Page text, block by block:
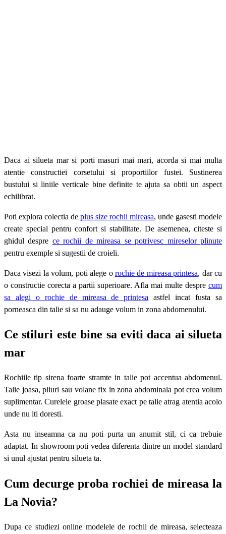
Daca ai silueta mar si porti masuri mai mari, acorda si mai multa
atentie constructiei corsetului si proportiilor fustei. Sustinerea
bustului si liniile verticale bine definite te ajuta sa obtii un aspect
echilibrat.
Poti explora colectia de plus size rochii mireasa, unde gasesti modele
create special pentru confort si stabilitate. De asemenea, citeste si
ghidul despre ce rochii de mireasa se potrivesc mireselor plinute
pentru exemple si sugestii de croieli.
Daca visezi la volum, poti alege o rochie de mireasa printesa, dar cu
o constructie corecta a partii superioare. Afla mai multe despre cum
sa alegi o rochie de mireasa de printesa astfel incat fusta sa
porneasca din talie si sa nu adauge volum in zona abdomenului.
Ce stiluri este bine sa eviti daca ai silueta
mar
Rochiile tip sirena foarte stramte in talie pot accentua abdomenul.
Talie joasa, pliuri sau volane fix in zona abdominala pot crea volum
suplimentar. Curelele groase plasate exact pe talie atrag atentia acolo
unde nu iti doresti.
Asta nu inseamna ca nu poti purta un anumit stil, ci ca trebuie
adaptat. In showroom poti vedea diferenta dintre un model standard
si unul ajustat pentru silueta ta.
Cum decurge proba rochiei de mireasa la
La Novia?
Dupa ce studiezi online modelele de rochii de mireasa, selecteaza